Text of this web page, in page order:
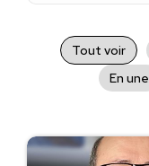
Tout voir
En une